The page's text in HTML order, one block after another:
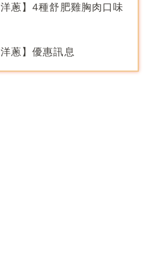
洋蔥】4種舒肥雞胸肉口味
洋蔥】優惠訊息